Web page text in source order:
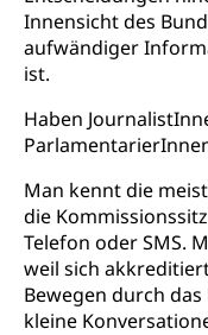
Innensicht des
aufwändiger
ist.
Haben
Man kennt die
die
Telefon oder SMS.
weil sich
Bewegen durch
kleine